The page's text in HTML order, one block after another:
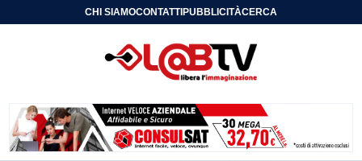
CHI SIAMOCONTATTIPUBBLICITÀCERCA